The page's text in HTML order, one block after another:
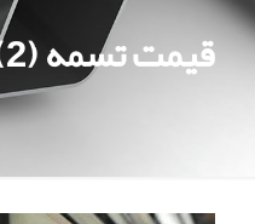
قیمت تسمه ST52 (2)